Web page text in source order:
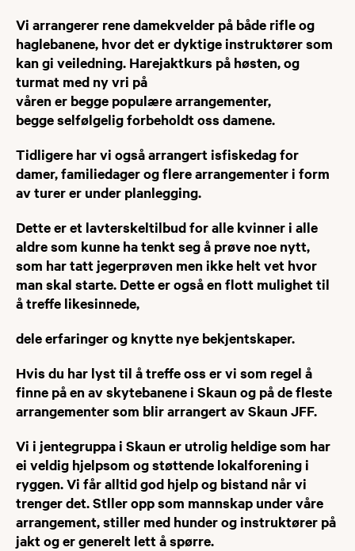
Vi arrangerer rene damekvelder på både rifle og
haglebanene, hvor det er dyktige instruktører som
kan gi veiledning. Harejaktkurs på høsten, og
turmat med ny vri på
våren er begge populære arrangementer,
begge selfølgelig forbeholdt oss damene.
Tidligere har vi også arrangert isfiskedag for
damer, familiedager og flere arrangementer i form
av turer er under planlegging.
Dette er et lavterskeltilbud for alle kvinner i alle
aldre som kunne ha tenkt seg å prøve noe nytt,
som har tatt jegerprøven men ikke helt vet hvor
man skal starte. Dette er også en flott mulighet til
å treffe likesinnede,
dele erfaringer og knytte nye bekjentskaper.
Hvis du har lyst til å treffe oss er vi som regel å
finne på en av skytebanene i Skaun og på de fleste
arrangementer som blir arrangert av Skaun JFF.
Vi i jentegruppa i Skaun er utrolig heldige som har
ei veldig hjelpsom og støttende lokalforening i
ryggen.Vi får alltid god hjelp og bistand når vi
trenger det. Stller opp som mannskap under våre
arrangement, stiller med hunder og instruktører på
jakt og er generelt lett å spørre.